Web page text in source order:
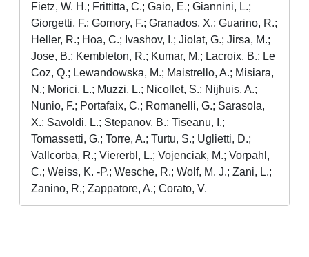
Fietz, W. H.; Frittitta, C.; Gaio, E.; Giannini, L.;
Giorgetti, F.; Gomory, F.; Granados, X.; Guarino, R.;
Heller, R.; Hoa, C.; Ivashov, I.; Jiolat, G.; Jirsa, M.;
Jose, B.; Kembleton, R.; Kumar, M.; Lacroix, B.; Le
Coz, Q.; Lewandowska, M.; Maistrello, A.; Misiara,
N.; Morici, L.; Muzzi, L.; Nicollet, S.; Nijhuis, A.;
Nunio, F.; Portafaix, C.; Romanelli, G.; Sarasola,
X.; Savoldi, L.; Stepanov, B.; Tiseanu, I.;
Tomassetti, G.; Torre, A.; Turtu, S.; Uglietti, D.;
Vallcorba, R.; Viererbl, L.; Vojenciak, M.; Vorpahl,
C.; Weiss, K. -P.; Wesche, R.; Wolf, M. J.; Zani, L.;
Zanino, R.; Zappatore, A.; Corato, V.